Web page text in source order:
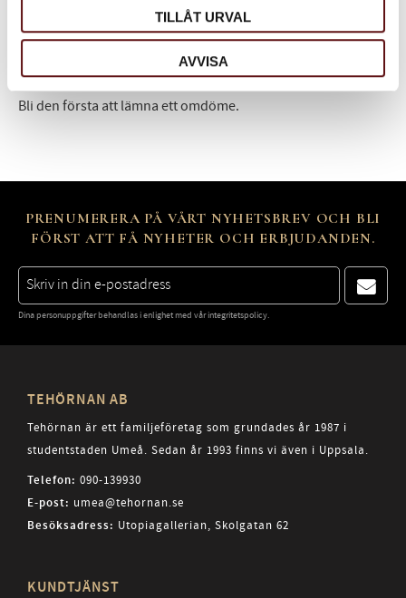
TILLÅT URVAL
AVVISA
Bli den första att lämna ett omdöme.
PRENUMERERA PÅ VÅRT NYHETSBREV OCH BLI
FÖRST ATT FÅ NYHETER OCH ERBJUDANDEN.
Dina personuppgifter behandlas i enlighet med vårintegritetspolicy.
TEHÖRNAN AB
Tehörnan är ett familjeföretag som grundades år 1987 i
studentstaden Umeå. Sedan år 1993 finns vi även i Uppsala.
Telefon: 090-139930
E-post: umea@tehornan.se
Besöksadress: Utopiagallerian, Skolgatan 62
KUNDTJÄNST